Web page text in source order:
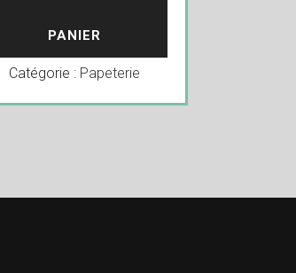
PANIER
Catégorie : Papeterie